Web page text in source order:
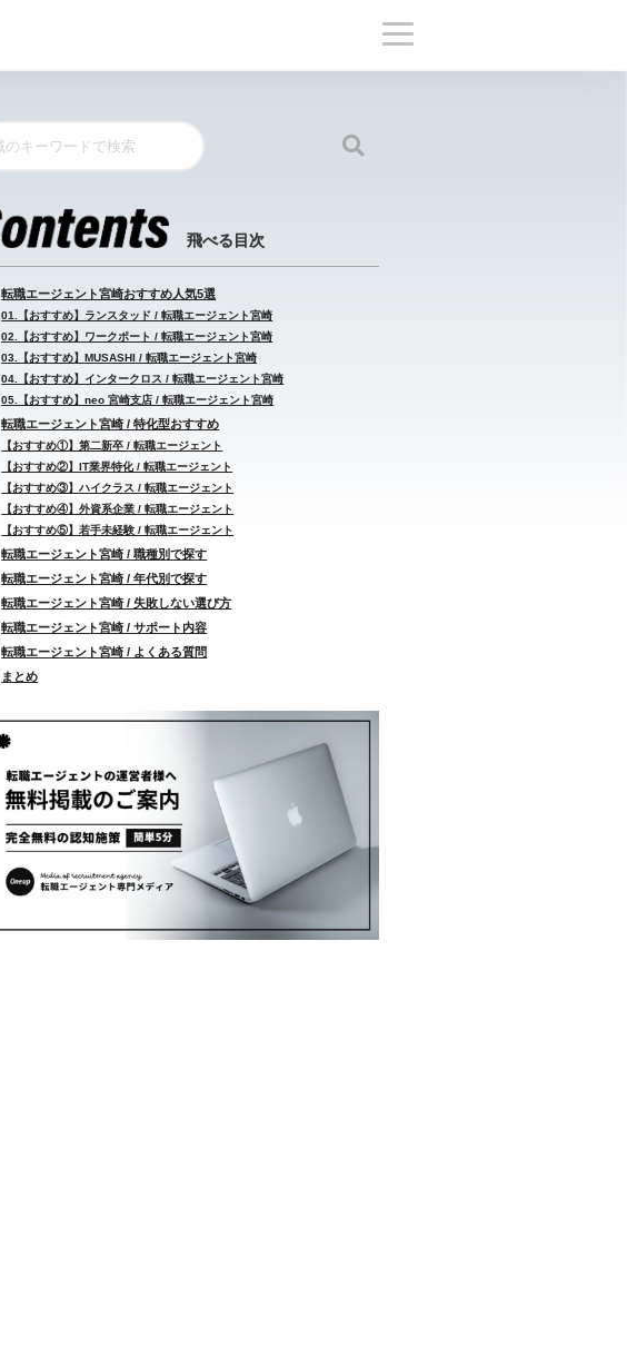
転職エージェント宮崎おすすめ人気5選
01.【おすすめ】ランスタッド / 転職エージェント宮崎
02.【おすすめ】ワークポート / 転職エージェント宮崎
03.【おすすめ】MUSASHI / 転職エージェント宮崎
04.【おすすめ】インタークロス / 転職エージェント宮崎
05.【おすすめ】neo 宮崎支店 / 転職エージェント宮崎
転職エージェント宮崎 / 特化型おすすめ
【おすすめ①】第二新卒 / 転職エージェント
【おすすめ②】IT業界特化 / 転職エージェント
【おすすめ③】ハイクラス / 転職エージェント
【おすすめ④】外資系企業 / 転職エージェント
【おすすめ⑤】若手未経験 / 転職エージェント
転職エージェント宮崎 / 職種別で探す
転職エージェント宮崎 / 年代別で探す
転職エージェント宮崎 / 失敗しない選び方
転職エージェント宮崎 / サポート内容
転職エージェント宮崎 / よくある質問
まとめ